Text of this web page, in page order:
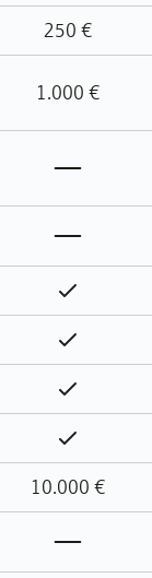
250 €
1.000 €
Enthalten
Enthalten
Enthalten
Enthalten
10.000 €